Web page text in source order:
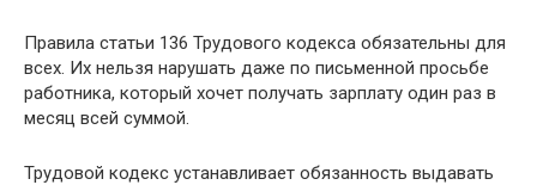
Правила статьи 136 Трудового кодекса обязательны для
всех. Их нельзя нарушать даже по письменной просьбе
работника, который хочет получать зарплату один раз в
месяц всей суммой.
Трудовой кодекс устанавливает обязанность выдавать